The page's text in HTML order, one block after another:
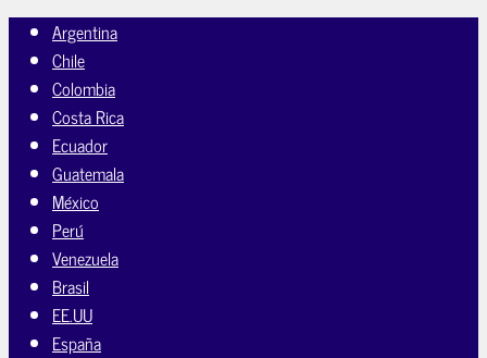
Argentina
Chile
Colombia
Costa Rica
Ecuador
Guatemala
México
Perú
Venezuela
Brasil
EE.UU
España